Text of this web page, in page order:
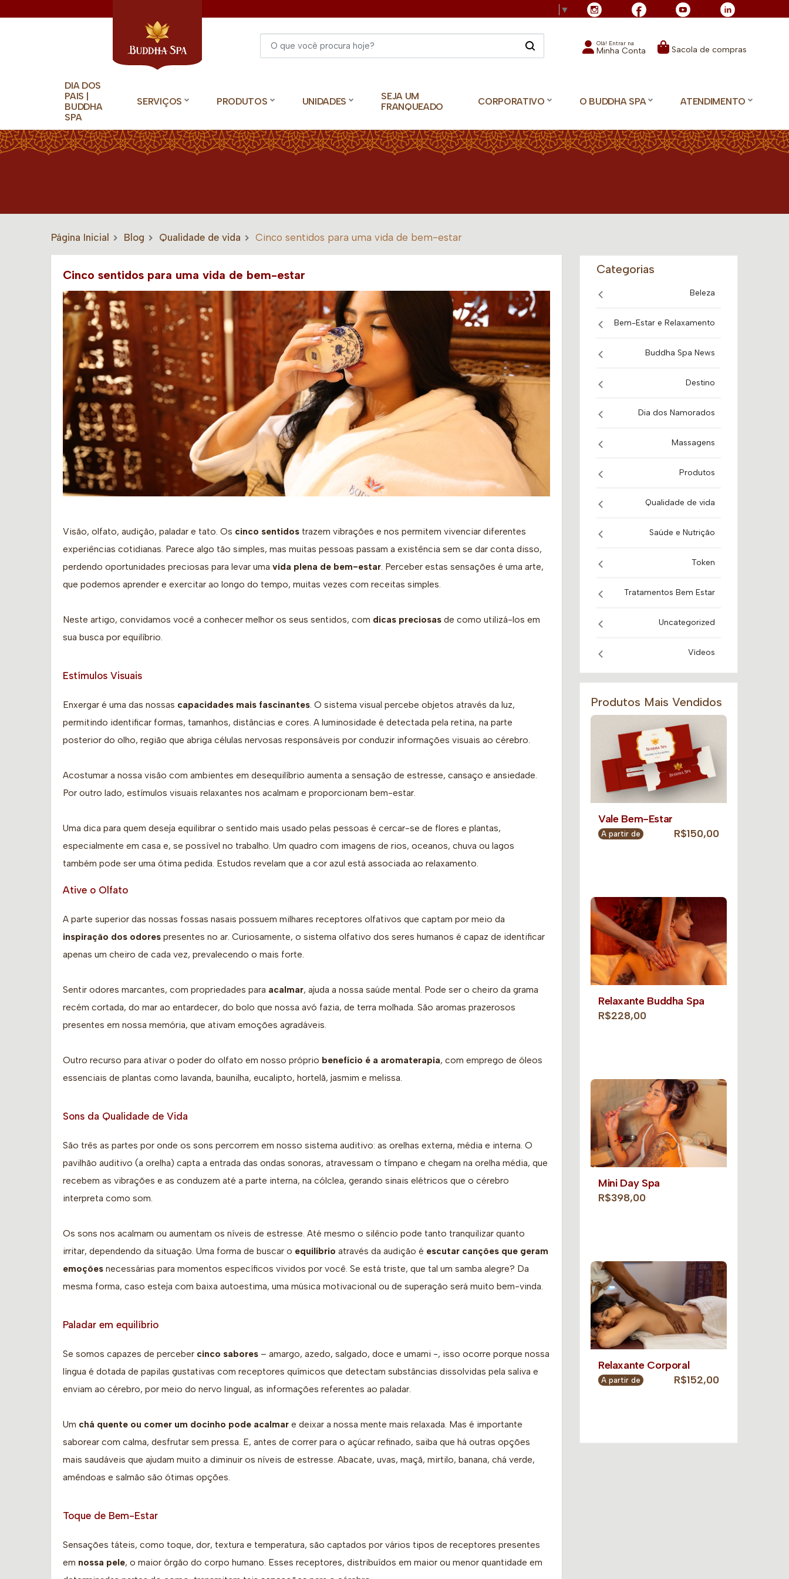
▼
Olá! Entrar na
Minha Conta Sacola de compras
DIA DOS
PAIS |
BUDDHA
SPA
SERVIÇOS PRODUTOS UNIDADES
SEJA UM
FRANQUEADO
CORPORATIVO O BUDDHA SPA ATENDIMENTO
Página Inicial Blog Qualidade de vida Cinco sentidos para uma vida de bem-estar
Cinco sentidos para uma vida de bem-estar
Visão, olfato, audição, paladar e tato. Os cinco sentidos trazem vibrações e nos permitem vivenciar diferentes
experiências cotidianas. Parece algo tão simples, mas muitas pessoas passam a existência sem se dar conta disso,
perdendo oportunidades preciosas para levar uma vida plena de bem-estar. Perceber estas sensações é uma arte,
que podemos aprender e exercitar ao longo do tempo, muitas vezes com receitas simples.
Neste artigo, convidamos você a conhecer melhor os seus sentidos, com dicas preciosas de como utilizá-los em
sua busca por equilíbrio.
Estímulos Visuais
Enxergar é uma das nossas capacidades mais fascinantes. O sistema visual percebe objetos através da luz,
permitindo identificar formas, tamanhos, distâncias e cores. A luminosidade é detectada pela retina, na parte
posterior do olho, região que abriga células nervosas responsáveis por conduzir informações visuais ao cérebro.
Acostumar a nossa visão com ambientes em desequilíbrio aumenta a sensação de estresse, cansaço e ansiedade.
Por outro lado, estímulos visuais relaxantes nos acalmam e proporcionam bem-estar.
Uma dica para quem deseja equilibrar o sentido mais usado pelas pessoas é cercar-se de flores e plantas,
especialmente em casa e, se possível no trabalho. Um quadro com imagens de rios, oceanos, chuva ou lagos
também pode ser uma ótima pedida. Estudos revelam que a cor azul está associada ao relaxamento.
Ative o Olfato
A parte superior das nossas fossas nasais possuem milhares receptores olfativos que captam por meio da
inspiração dos odores presentes no ar. Curiosamente, o sistema olfativo dos seres humanos é capaz de identificar
apenas um cheiro de cada vez, prevalecendo o mais forte.
Sentir odores marcantes, com propriedades para acalmar, ajuda a nossa saúde mental. Pode ser o cheiro da grama
recém cortada, do mar ao entardecer, do bolo que nossa avó fazia, de terra molhada. São aromas prazerosos
presentes em nossa memória, que ativam emoções agradáveis.
Outro recurso para ativar o poder do olfato em nosso próprio benefício é a aromaterapia, com emprego de óleos
essenciais de plantas como lavanda, baunilha, eucalipto, hortelã, jasmim e melissa.
Sons da Qualidade de Vida
São três as partes por onde os sons percorrem em nosso sistema auditivo: as orelhas externa, média e interna. O
pavilhão auditivo (a orelha) capta a entrada das ondas sonoras, atravessam o tímpano e chegam na orelha média, que
recebem as vibrações e as conduzem até a parte interna, na cólclea, gerando sinais elétricos que o cérebro
interpreta como som.
Os sons nos acalmam ou aumentam os níveis de estresse. Até mesmo o silêncio pode tanto tranquilizar quanto
irritar, dependendo da situação. Uma forma de buscar o equilíbrio através da audição é escutar canções que geram
emoções necessárias para momentos específicos vividos por você. Se está triste, que tal um samba alegre? Da
mesma forma, caso esteja com baixa autoestima, uma música motivacional ou de superação será muito bem-vinda.
Paladar em equilíbrio
Se somos capazes de perceber cinco sabores – amargo, azedo, salgado, doce e umami -, isso ocorre porque nossa
língua é dotada de papilas gustativas com receptores químicos que detectam substâncias dissolvidas pela saliva e
enviam ao cérebro, por meio do nervo lingual, as informações referentes ao paladar.
Um chá quente ou comer um docinho pode acalmar e deixar a nossa mente mais relaxada. Mas é importante
saborear com calma, desfrutar sem pressa. E, antes de correr para o açúcar refinado, saiba que há outras opções
mais saudáveis que ajudam muito a diminuir os níveis de estresse. Abacate, uvas, maçã, mirtilo, banana, chá verde,
amêndoas e salmão são ótimas opções.
Toque de Bem-Estar
Sensações táteis, como toque, dor, textura e temperatura, são captados por vários tipos de receptores presentes
em nossa pele, o maior órgão do corpo humano. Esses receptores, distribuídos em maior ou menor quantidade em
Categorias
Beleza
Bem-Estar e Relaxamento
Buddha Spa News
Destino
Dia dos Namorados
Massagens
Produtos
Qualidade de vida
Saúde e Nutrição
Token
Tratamentos Bem Estar
Uncategorized
Vídeos
Produtos Mais Vendidos
Vale Bem-Estar
A partir de R$150,00
Relaxante Buddha Spa
R$228,00
Mini Day Spa
R$398,00
Relaxante Corporal
A partir de R$152,00